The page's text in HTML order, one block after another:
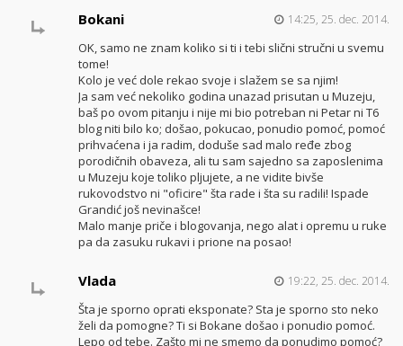
Bokani 14:25, 25. dec. 2014.
OK, samo ne znam koliko si ti i tebi slični stručni u svemu
tome!
Kolo je već dole rekao svoje i slažem se sa njim!
Ja sam već nekoliko godina unazad prisutan u Muzeju,
baš po ovom pitanju i nije mi bio potreban ni Petar ni T6
blog niti bilo ko; došao, pokucao, ponudio pomoć, pomoć
prihvaćena i ja radim, doduše sad malo ređe zbog
porodičnih obaveza, ali tu sam sajedno sa zaposlenima
u Muzeju koje toliko pljujete, a ne vidite bivše
rukovodstvo ni "oficire" šta rade i šta su radili! Ispade
Grandić još nevinašce!
Malo manje priče i blogovanja, nego alat i opremu u ruke
pa da zasuku rukavi i prione na posao!
Vlada 19:22, 25. dec. 2014.
Šta je sporno oprati eksponate? Sta je sporno sto neko
želi da pomogne? Ti si Bokane došao i ponudio pomoć.
Lepo od tebe. Zašto mi ne smemo da ponudimo pomoć?